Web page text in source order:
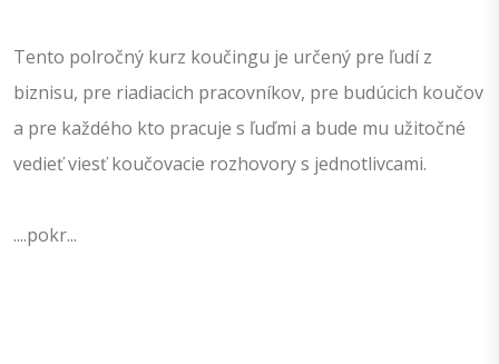
Tento polročný kurz koučingu je určený pre ľudí z
biznisu, pre riadiacich pracovníkov, pre budúcich koučov
a pre každého kto pracuje s ľuďmi a bude mu užitočné
vedieť viesť koučovacie rozhovory s jednotlivcami.
....pokr...